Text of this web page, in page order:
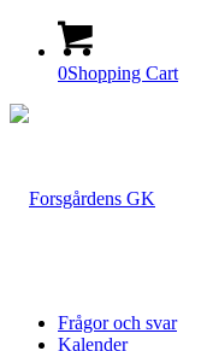
0Shopping Cart
Frågor och svar
Kalender